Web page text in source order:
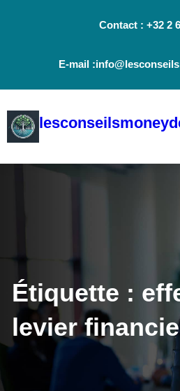
Contact : +32 2
E-mail
Étiquette :
levier